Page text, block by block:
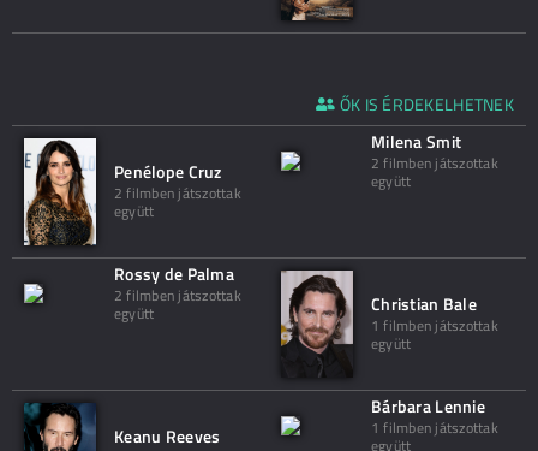
ŐK IS ÉRDEKELHETNEK
Penélope Cruz
2 filmben játszottak
együtt
Milena Smit
2 filmben játszottak
együtt
Rossy de Palma
2 filmben játszottak
együtt Christian Bale
1 filmben játszottak
együtt
Keanu Reeves
Bárbara Lennie
1 filmben játszottak
együtt